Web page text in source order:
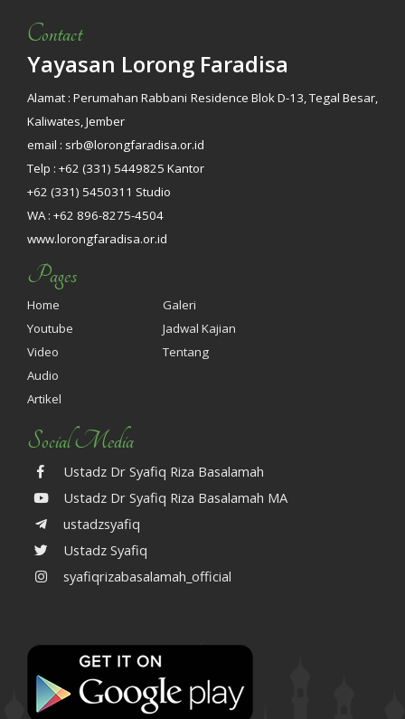
Contact
Yayasan Lorong Faradisa
Alamat : Perumahan Rabbani Residence Blok D-13, Tegal Besar,
Kaliwates, Jember
email : srb@lorongfaradisa.or.id
Telp : +62 (331) 5449825 Kantor
+62 (331) 5450311 Studio
WA : +62 896-8275-4504
www.lorongfaradisa.or.id
Pages
Home
Youtube
Video
Audio
Artikel
Galeri
Jadwal Kajian
Tentang
Social Media
Ustadz Dr Syafiq Riza Basalamah
Ustadz Dr Syafiq Riza Basalamah MA
ustadzsyafiq
Ustadz Syafiq
syafiqrizabasalamah_official